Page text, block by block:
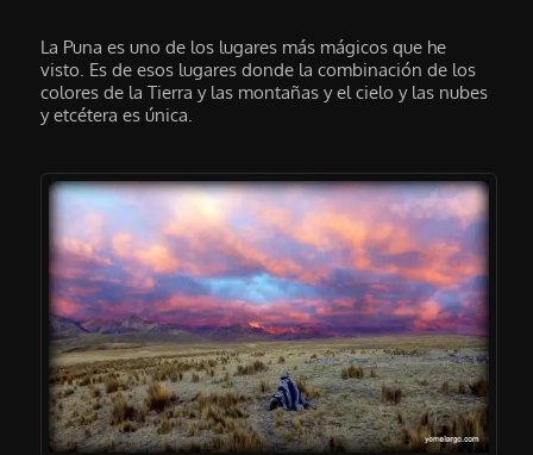
La Puna es uno de los lugares más mágicos que he
visto. Es de esos lugares donde la combinación de los
colores de la Tierra y las montañas y el cielo y las nubes
y etcétera es única.